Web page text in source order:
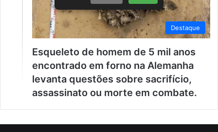
Destaque
Esqueleto de homem de 5 mil anos
encontrado em forno na Alemanha
levanta questões sobre sacrifício,
assassinato ou morte em combate.